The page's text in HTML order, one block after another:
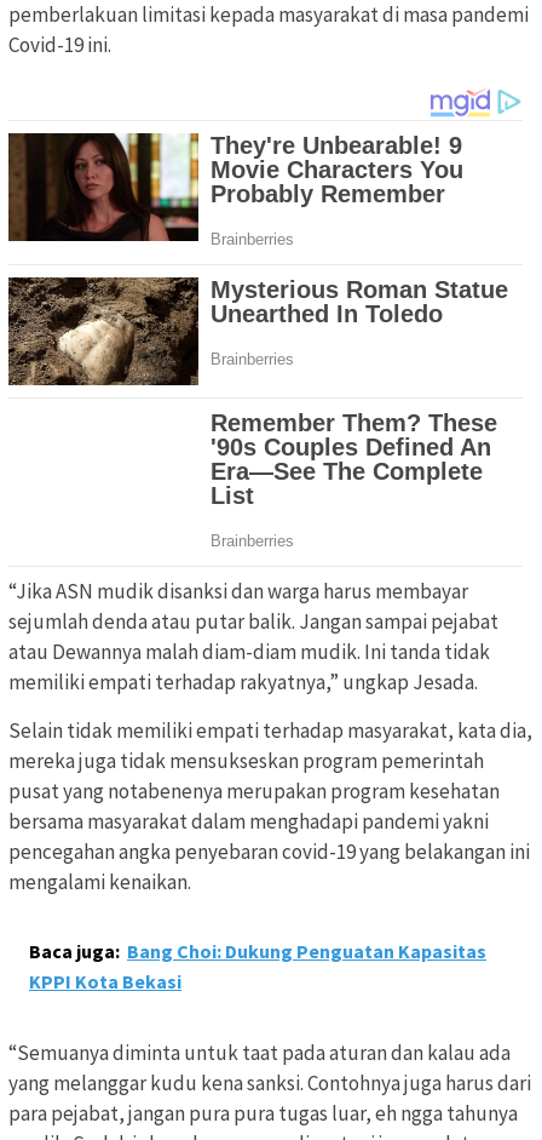
pemberlakuan limitasi kepada masyarakat di masa pandemi
Covid-19 ini.
“Jika ASN mudik disanksi dan warga harus membayar
sejumlah denda atau putar balik. Jangan sampai pejabat
atau Dewannya malah diam-diam mudik. Ini tanda tidak
memiliki empati terhadap rakyatnya,” ungkap Jesada.
Selain tidak memiliki empati terhadap masyarakat, kata dia,
mereka juga tidak mensukseskan program pemerintah
pusat yang notabenenya merupakan program kesehatan
bersama masyarakat dalam menghadapi pandemi yakni
pencegahan angka penyebaran covid-19 yang belakangan ini
mengalami kenaikan.
Baca juga: Bang Choi: Dukung Penguatan Kapasitas
KPPI Kota Bekasi
“Semuanya diminta untuk taat pada aturan dan kalau ada
yang melanggar kudu kena sanksi. Contohnya juga harus dari
para pejabat, jangan pura pura tugas luar, eh ngga tahunya